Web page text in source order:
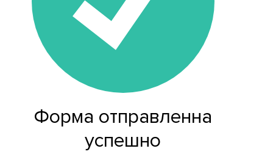
Форма отправленна
успешно